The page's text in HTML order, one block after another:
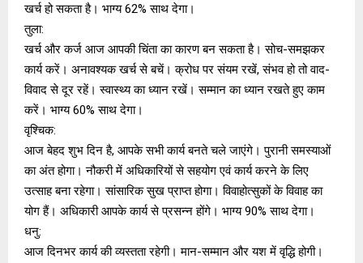
खर्च हो सकता है। भाग्य 62% साथ देगा।
तुला:
खर्च और कर्ज आज आपकी चिंता का कारण बन सकता है। सोच-समझकर
कार्य करें। अनावश्यक खर्च से बचें। क्रोध पर संयम रखें, संभव हो तो वाद-
विवाद से दूर रहें। स्वास्थ्य का ध्यान रखें। सम्मान का ध्यान रखते हुए काम
करें। भाग्य 60% साथ देगा।
वृश्चिक:
आज बेहद शुभ दिन है, आपके सभी कार्य बनते चले जाएंगे। पुरानी समस्याओं
का अंत होगा। नौकरी में अधिकारियों से सहयोग एवं कार्य करने के लिए
उत्साह बना रहेगा। सांसारिक सुख प्राप्त होगा। विवाहोत्सुकों के विवाह का
योग हैं। अधिकारी आपके कार्य से प्रसन्न होंगे। भाग्य 90% साथ देगा।
धनु:
आज दिनभर कार्य की व्यस्तता रहेगी। मान-सम्मान और यश में वृद्धि होगी।